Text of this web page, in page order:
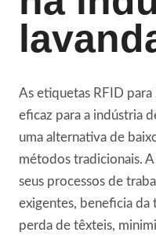
As etiquetas RFID para
eficaz para a indústria
uma alternativa de
métodos tradicionais.
seus processos de
exigentes, beneficia da
perda de têxteis,